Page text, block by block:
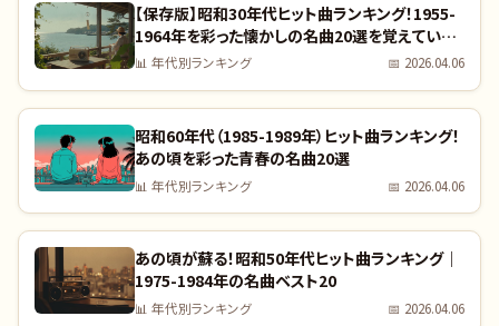
【保存版】昭和30年代ヒット曲ランキング！1955-
1964年を彩った懐かしの名曲20選を覚えていま
すか？｜全曲リスト付き
📊 年代別ランキング 📅 2026.04.06
昭和60年代（1985-1989年）ヒット曲ランキング！
あの頃を彩った青春の名曲20選
📊 年代別ランキング 📅 2026.04.06
あの頃が蘇る！昭和50年代ヒット曲ランキング｜
1975-1984年の名曲ベスト20
📊 年代別ランキング 📅 2026.04.06